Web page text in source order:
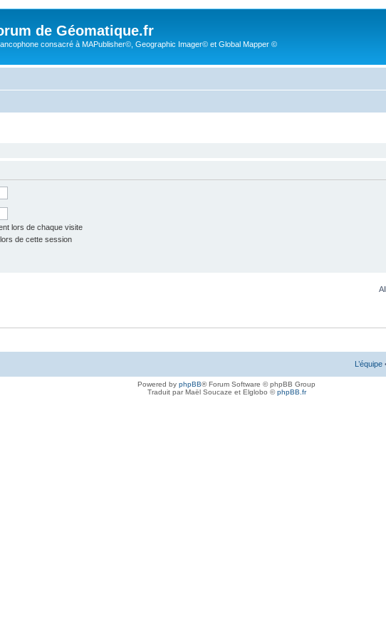
de Géomatique.fr
consacré à MAPublisher©, Geographic Imager© et Global Mapper ©
lors de chaque visite
de cette session
L’équipe
Powered by phpBB® Forum Software © phpBB Group
Traduit par Maël Soucaze et Elglobo ©phpBB.fr